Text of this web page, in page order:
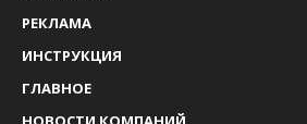
РЕКЛАМА
ИНСТРУКЦИЯ
ГЛАВНОЕ